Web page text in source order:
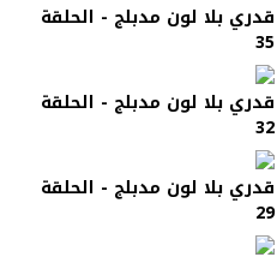
قدري بلا لون مدبلج - الحلقة
35
قدري بلا لون مدبلج - الحلقة
32
قدري بلا لون مدبلج - الحلقة
29